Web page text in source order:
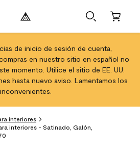
de inicio de sesión de cuenta,
en nuestro sitio en español no
momento. Utilice el sitio de EE. UU.
hasta nuevo aviso. Lamentamos los
inconvenientes.
interiores
interiores - Satinado, Galón,